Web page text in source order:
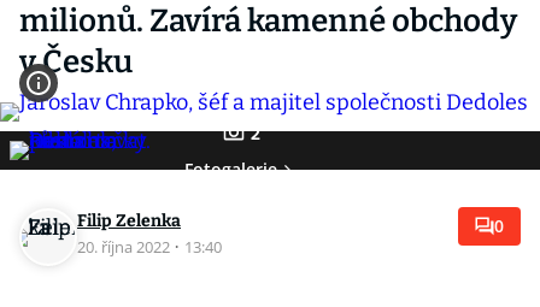
milionů. Zavírá kamenné obchody
v Česku
2
Fotogalerie
Filip Zelenka
20. října 2022 · 13:40
0